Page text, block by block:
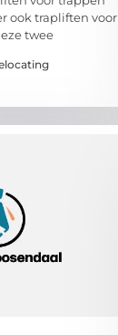
ook trapliften voor
twee